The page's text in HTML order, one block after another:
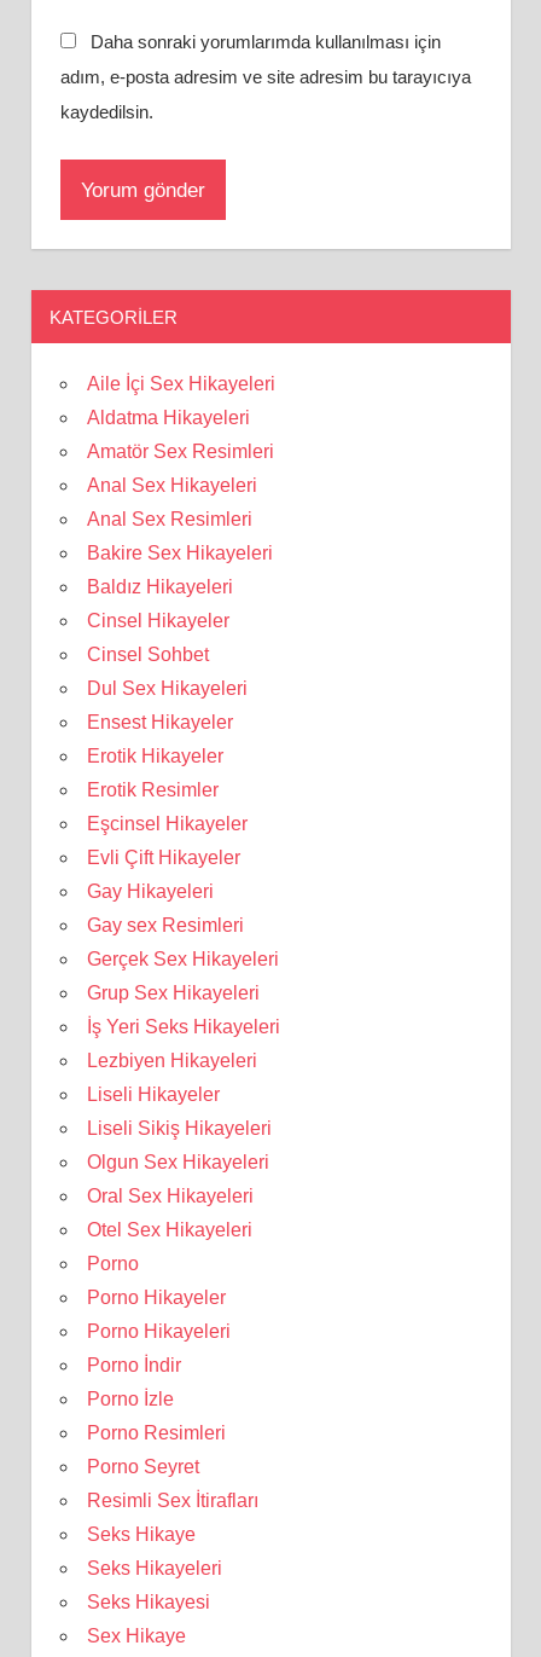
Daha sonraki yorumlarımda kullanılması için
adım, e-posta adresim ve site adresim bu tarayıcıya
kaydedilsin.
KATEGORILER
Aile İçi Sex Hikayeleri
Aldatma Hikayeleri
Amatör Sex Resimleri
Anal Sex Hikayeleri
Anal Sex Resimleri
Bakire Sex Hikayeleri
Baldız Hikayeleri
Cinsel Hikayeler
Cinsel Sohbet
Dul Sex Hikayeleri
Ensest Hikayeler
Erotik Hikayeler
Erotik Resimler
Eşcinsel Hikayeler
Evli Çift Hikayeler
Gay Hikayeleri
Gay sex Resimleri
Gerçek Sex Hikayeleri
Grup Sex Hikayeleri
İş Yeri Seks Hikayeleri
Lezbiyen Hikayeleri
Liseli Hikayeler
Liseli Sikiş Hikayeleri
Olgun Sex Hikayeleri
Oral Sex Hikayeleri
Otel Sex Hikayeleri
Porno
Porno Hikayeler
Porno Hikayeleri
Porno İndir
Porno İzle
Porno Resimleri
Porno Seyret
Resimli Sex İtirafları
Seks Hikaye
Seks Hikayeleri
Seks Hikayesi
Sex Hikaye